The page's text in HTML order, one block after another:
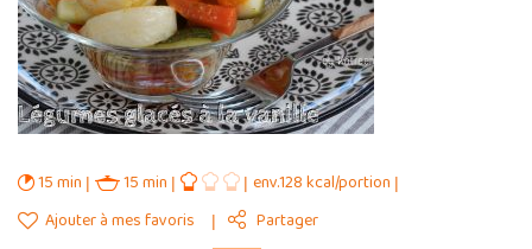
15 min 15 min
env.128 kcal/portion
Ajouter à mes favoris
Partager